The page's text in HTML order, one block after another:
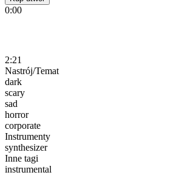
0:00
2:21
Nastrój/Temat
dark
scary
sad
horror
corporate
Instrumenty
synthesizer
Inne tagi
instrumental